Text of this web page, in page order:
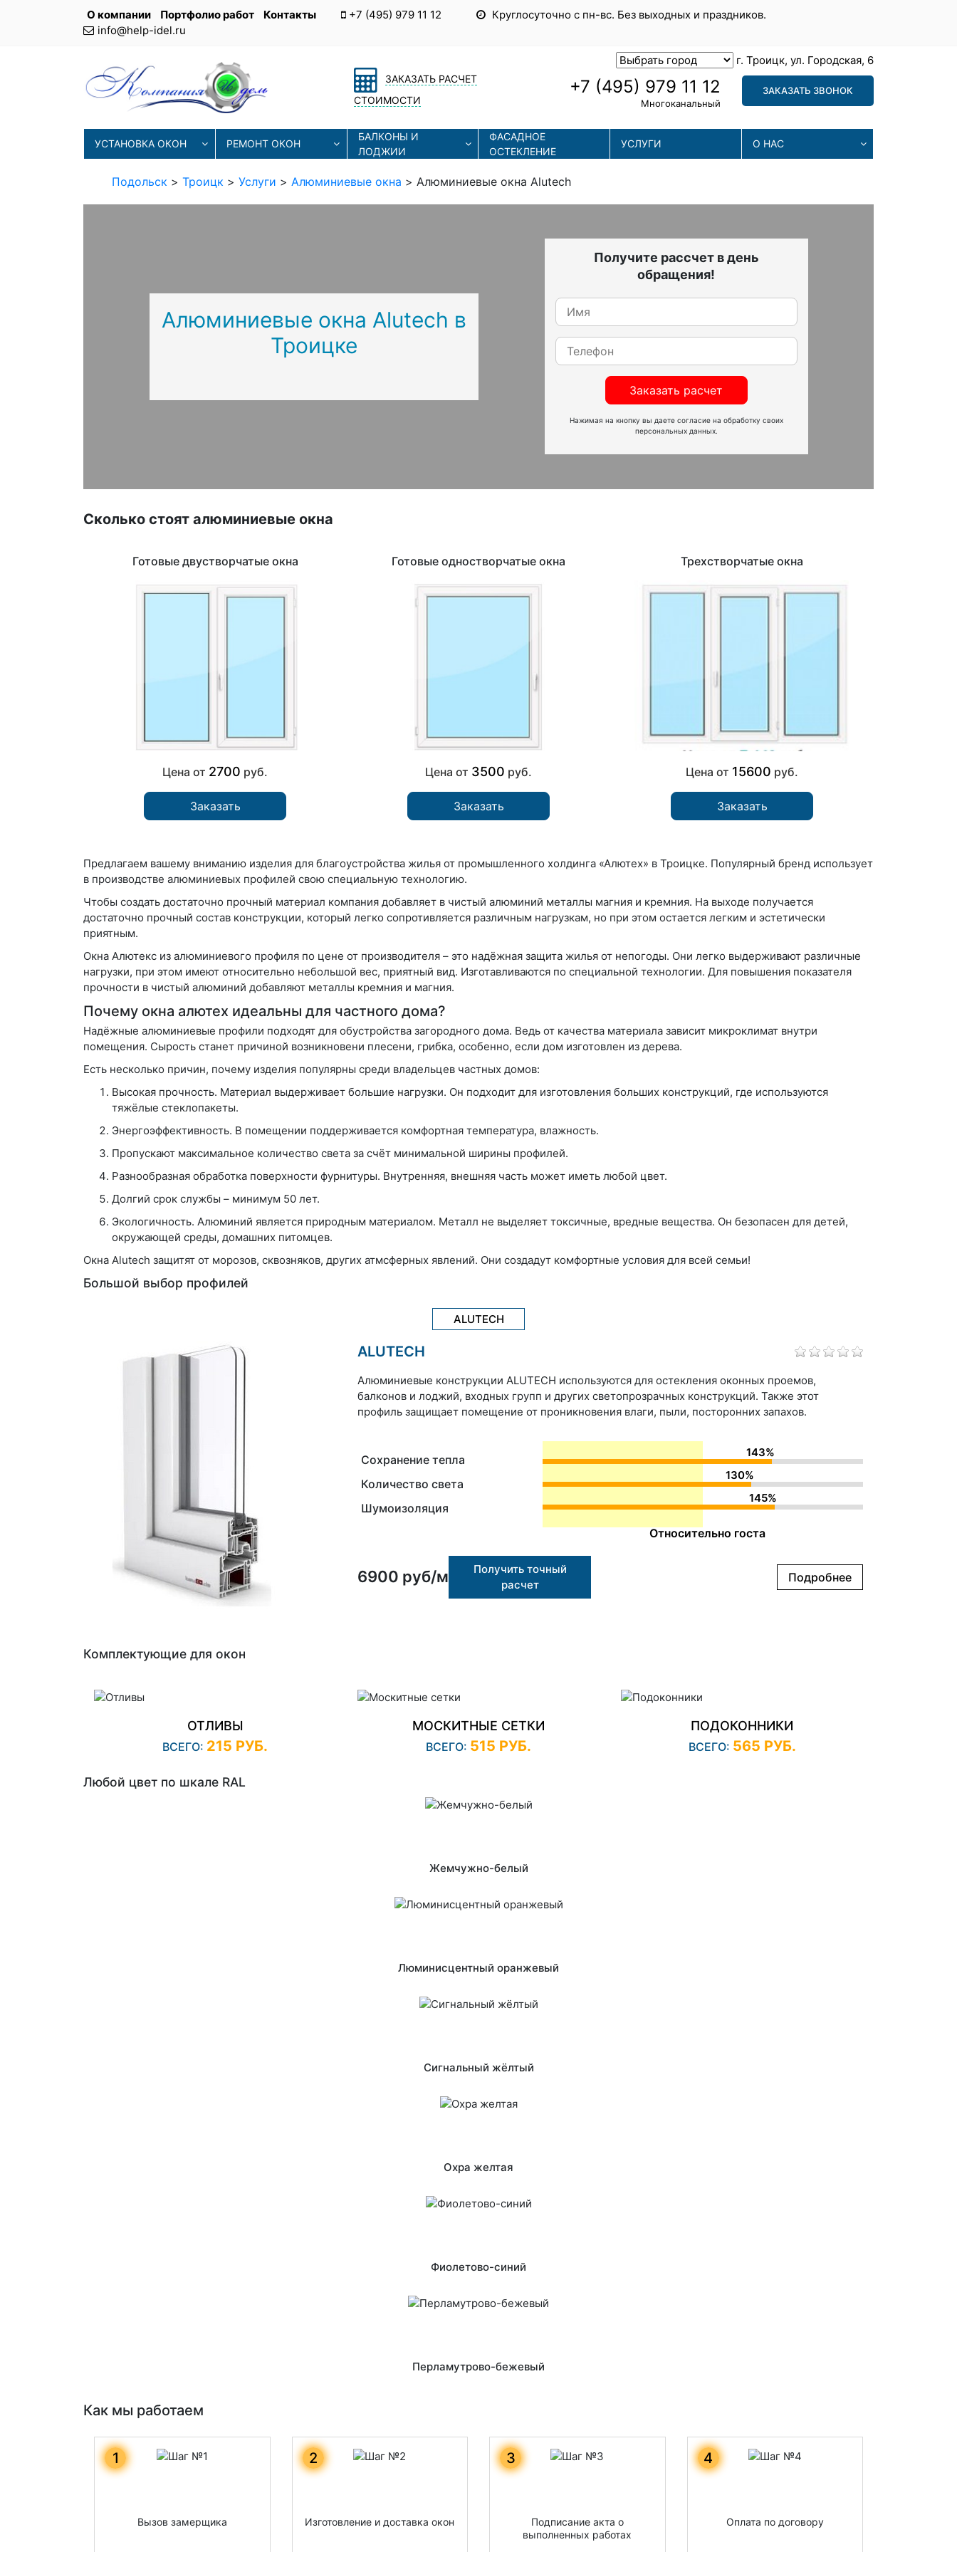
О компании Портфолио работ Контакты +7 (495) 979 11 12
Круглосуточно с пн-вс. Без выходных и праздников.
info@help-idel.ru
ЗАКАЗАТЬ РАСЧЕТ
СТОИМОСТИ
г. Троицк, ул. Городская, 6
+7 (495) 979 11 12
Многоканальный
ЗАКАЗАТЬ ЗВОНОК
УСТАНОВКА ОКОН РЕМОНТ ОКОН
БАЛКОНЫ И
ЛОДЖИИ
ФАСАДНОЕ
ОСТЕКЛЕНИЕ
УСЛУГИ О НАС
Подольск > Троицк > Услуги > Алюминиевые окна > Алюминиевые окна Alutech
Алюминиевые окна Alutech в
Троицке
Получите рассчет в день
обращения!
Заказать расчет
Нажимая на кнопку вы даете согласие на обработку своих
персональных данных.
Сколько стоят алюминиевые окна
Готовые двустворчатые окна
Цена от 2700 руб.
Заказать
Готовые одностворчатые окна
Цена от 3500 руб.
Заказать
Трехстворчатые окна
Цена от 15600 руб.
Заказать
Предлагаем вашему вниманию изделия для благоустройства жилья от промышленного холдинга «Алютех» в Троицке. Популярный бренд использует
в производстве алюминиевых профилей свою специальную технологию.
Чтобы создать достаточно прочный материал компания добавляет в чистый алюминий металлы магния и кремния. На выходе получается
достаточно прочный состав конструкции, который легко сопротивляется различным нагрузкам, но при этом остается легким и эстетически
приятным.
Окна Алютекс из алюминиевого профиля по цене от производителя – это надёжная защита жилья от непогоды. Они легко выдерживают различные
нагрузки, при этом имеют относительно небольшой вес, приятный вид. Изготавливаются по специальной технологии. Для повышения показателя
прочности в чистый алюминий добавляют металлы кремния и магния.
Почему окна алютех идеальны для частного дома?
Надёжные алюминиевые профили подходят для обустройства загородного дома. Ведь от качества материала зависит микроклимат внутри
помещения. Сырость станет причиной возникновени плесени, грибка, особенно, если дом изготовлен из дерева.
Есть несколько причин, почему изделия популярны среди владельцев частных домов:
Высокая прочность. Материал выдерживает большие нагрузки. Он подходит для изготовления больших конструкций, где используются
тяжёлые стеклопакеты.
Энергоэффективность. В помещении поддерживается комфортная температура, влажность.
Пропускают максимальное количество света за счёт минимальной ширины профилей.
Разнообразная обработка поверхности фурнитуры. Внутренняя, внешняя часть может иметь любой цвет.
Долгий срок службы – минимум 50 лет.
Экологичность. Алюминий является природным материалом. Металл не выделяет токсичные, вредные вещества. Он безопасен для детей,
окружающей среды, домашних питомцев.
Окна Alutech защитят от морозов, сквозняков, других атмсферных явлений. Они создадут комфортные условия для всей семьи!
Большой выбор профилей
ALUTECH
ALUTECH
Алюминиевые конструкции ALUTECH используются для остекления оконных проемов,
балконов и лоджий, входных групп и других светопрозрачных конструкций. Также этот
профиль защищает помещение от проникновения влаги, пыли, посторонних запахов.
Сохранение тепла
Количество света
Шумоизоляция
143%
130%
145%
Относительно госта
6900 руб/м
Получить точный
расчет
Подробнее
Комплектующие для окон
ОТЛИВЫ
ВСЕГО: 215 РУБ.
МОСКИТНЫЕ СЕТКИ
ВСЕГО: 515 РУБ.
ПОДОКОННИКИ
ВСЕГО: 565 РУБ.
Любой цвет по шкале RAL
Жемчужно-белый
Люминисцентный оранжевый
Сигнальный жёлтый
Охра желтая
Фиолетово-синий
Перламутрово-бежевый
Как мы работаем
Вызов замерщика
1
Изготовление и доставка окон
2
Подписание акта о
выполненных работах
3
Оплата по договору
4